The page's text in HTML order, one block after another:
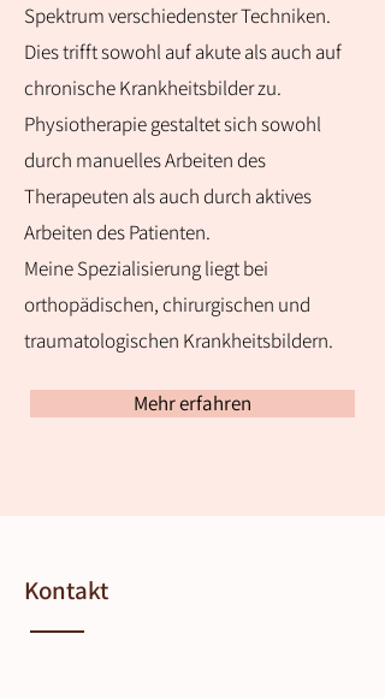
Spektrum verschiedenster Techniken.
Dies trifft sowohl auf akute als auch auf
chronische Krankheitsbilder zu.
Physiotherapie gestaltet sich sowohl
durch manuelles Arbeiten des
Therapeuten als auch durch aktives
Arbeiten des Patienten.
Meine Spezialisierung liegt bei
orthopädischen, chirurgischen und
traumatologischen Krankheitsbildern.
Mehr erfahren
Kontakt